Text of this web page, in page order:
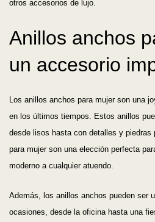
otros accesorios de lujo.
Anillos anchos
un accesorio
Los anillos anchos para mujer son una
en los últimos tiempos. Estos anillos
desde lisos hasta con detalles y piedras
para mujer son una elección perfecta
moderno a cualquier atuendo.
Además, los anillos anchos pueden ser
ocasiones, desde la oficina hasta una